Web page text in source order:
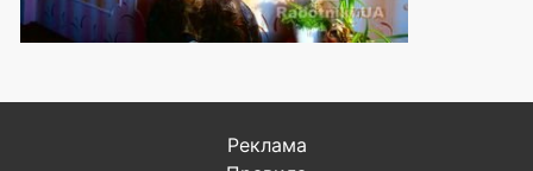
Реклама